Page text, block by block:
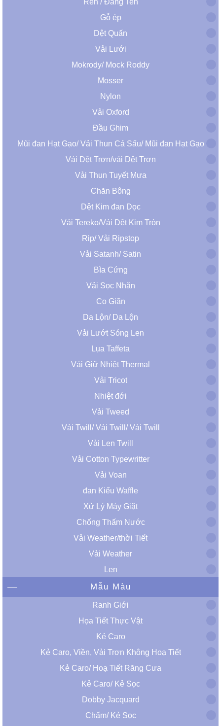
Gỗ ép
Dệt Quấn
Vải Lưới
Mokrody/ Mock Roddy
Mosser
Nylon
Vải Oxford
Đầu Ghim
Mũi đan Hạt Gạo/ Vải Thun Cá Sấu/ Mũi đan Hạt Gạo
Vải Dệt Trơn/vải Dệt Trơn
Vải Thun Tuyết Mưa
Chăn Bông
Dệt Kim đan Dọc
Vải Tereko/Vải Dệt Kim Tròn
Rip/ Vải Ripstop
Vải Satanh/ Satin
Bìa Cứng
Vải Sọc Nhăn
Co Giãn
Da Lộn/ Da Lộn
Vải Lướt Sóng Len
Lụa Taffeta
Vải Giữ Nhiệt Thermal
Vải Tricot
Nhiệt đới
Vải Tweed
Vải Twill/ Vải Twill/ Vải Twill
Vải Len Twill
Vải Cotton Typewritter
Vải Voan
đan Kiểu Waffle
Xử Lý Máy Giặt
Chống Thấm Nước
Vải Weather/thời Tiết
Vải Weather
Len
Mẫu Màu
Ranh Giới
Họa Tiết Thực Vật
Kẻ Caro
Kẻ Caro, Viền, Vải Trơn Không Hoạ Tiết
Kẻ Caro/ Hoạ Tiết Răng Cưa
Kẻ Caro/ Kẻ Sọc
Dobby Jacquard
Chấm/ Kẻ Sọc